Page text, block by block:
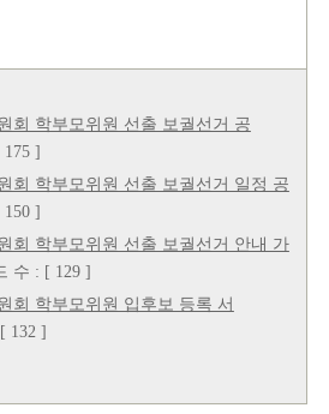
회 학부모위원 선출 보궐선거 공
]
회 학부모위원 선출 보궐선거 일정 공
]
회 학부모위원 선출 보궐선거 안내 가
수 : [ 129 ]
회 학부모위원 입후보 등록 서
132 ]